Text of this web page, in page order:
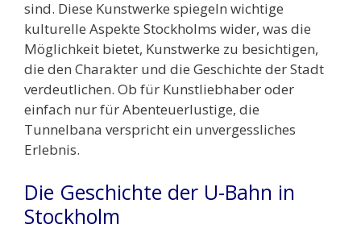
sind. Diese Kunstwerke spiegeln wichtige
kulturelle Aspekte Stockholms wider, was die
Möglichkeit bietet, Kunstwerke zu besichtigen,
die den Charakter und die Geschichte der Stadt
verdeutlichen. Ob für Kunstliebhaber oder
einfach nur für Abenteuerlustige, die
Tunnelbana verspricht ein unvergessliches
Erlebnis.
Die Geschichte der U-Bahn in
Stockholm